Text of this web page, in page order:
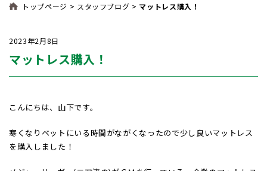
トップページ > スタッフブログ > マットレス購入！
2023年2月8日
マットレス購入！
こんにちは、山下です。
寒くなりベットにいる時間がながくなったので少し良いマットレス
を購入しました！